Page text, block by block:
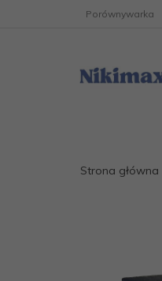
Porównywarka
Strona główna